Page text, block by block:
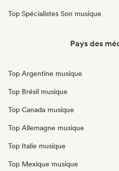
Top Spécialistes Son musique
Pays des
Top Argentine musique
Top Brésil musique
Top Canada musique
Top Allemagne musique
Top Italie musique
Top Mexique musique